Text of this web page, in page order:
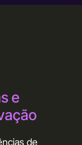
e
de